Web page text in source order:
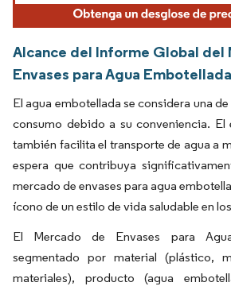
Alcance del Informe Global del
Envases para Agua Embotellada
El agua embotellada se considera una
consumo debido a su conveniencia. El
también facilita el transporte de agua a
espera que contribuya
mercado de envases para agua
ícono de un estilo de vida saludable en
El Mercado de Envases para
segmentado por material (plástico,
materiales), producto (agua